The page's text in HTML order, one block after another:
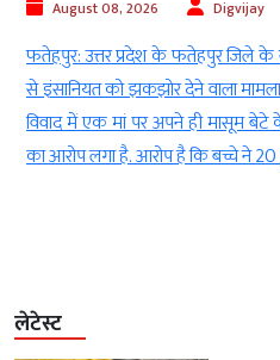
August 08, 2026 Digvijay
सागर: मध्य प्रदेश के सागर जिले के
और शनिवार की दरमियानी रात उस
संदेह में दर्जनों हिंदू संगठन के
हंगामा किया. प्रदर्शनकारियों ने “जय
लेटेस्ट